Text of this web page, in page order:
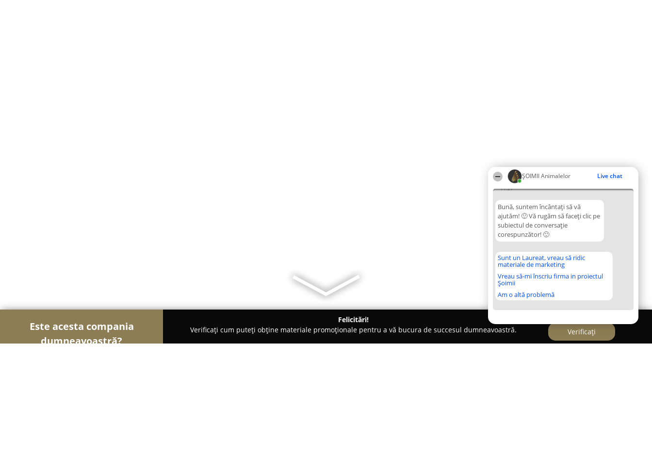
ŞOIMII Animalelor Live chat
11:27
Bună, suntem încântați să vă
ajutăm! 🙂 Vă rugăm să faceți clic pe
subiectul de conversație
corespunzător! 🙂
Sunt un Laureat, vreau să ridic
materiale de marketing
Vreau să-mi înscriu firma in proiectul
Șoimii
Am o altă problemă
Este acesta compania
dumneavoastră?
Felicitări!
Verificați cum puteți obține materiale promoționale pentru a vă bucura de succesul dumneavoastră.
Verificați